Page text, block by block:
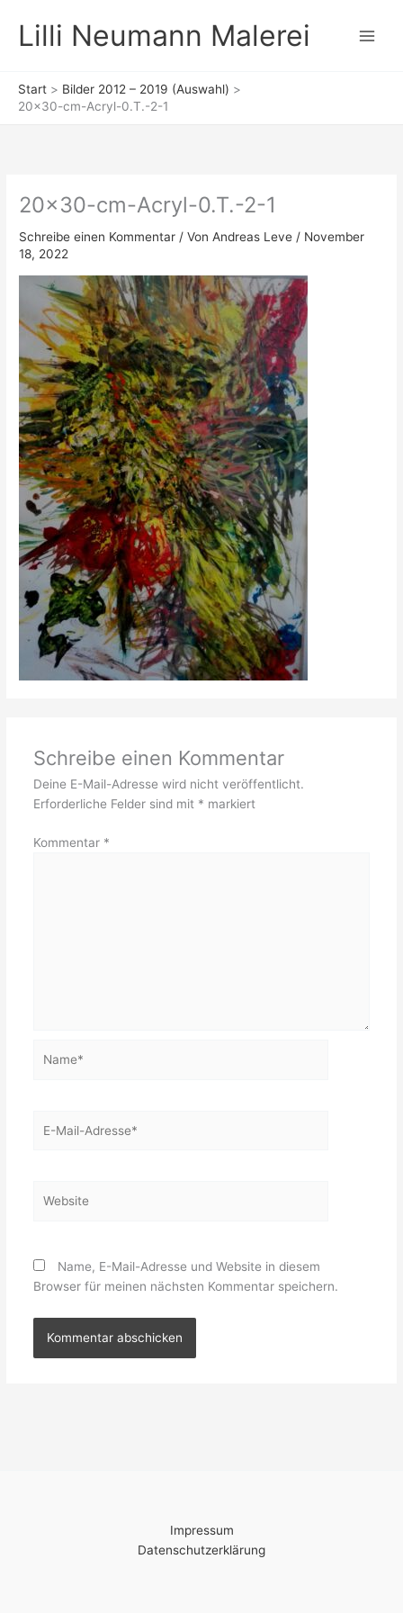
Inhalt
springen
Lilli Neumann Malerei
Start
Bilder 2012 – 2019 (Auswahl)
20×30-cm-Acryl-0.T.-2-1
20×30-cm-Acryl-0.T.-2-1
Schreibe einen Kommentar / VonAndreas Leve / November
18, 2022
Schreibe einen Kommentar
Deine E-Mail-Adresse wird nicht veröffentlicht.
Erforderliche Felder sind mit * markiert
Kommentar *
Mail-
Name, E-Mail-Adresse und Website in diesem
Browser für meinen nächsten Kommentar speichern.
Impressum
Datenschutzerklärung